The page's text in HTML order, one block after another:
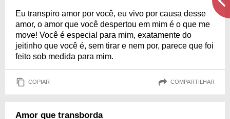
Eu transpiro amor por você, eu vivo por causa desse
amor, o amor que você despertou em mim é o que me
move! Você é especial para mim, exatamente do
jeitinho que você é, sem tirar e nem por, parece que foi
feito sob medida para mim.
COPIAR COMPARTILHAR
Amor que transborda